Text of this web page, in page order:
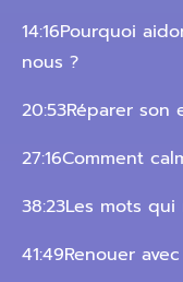
14:16Pourquoi
nous ?
20:53Réparer
27:16Comment
38:23Les mots
41:49Renouer